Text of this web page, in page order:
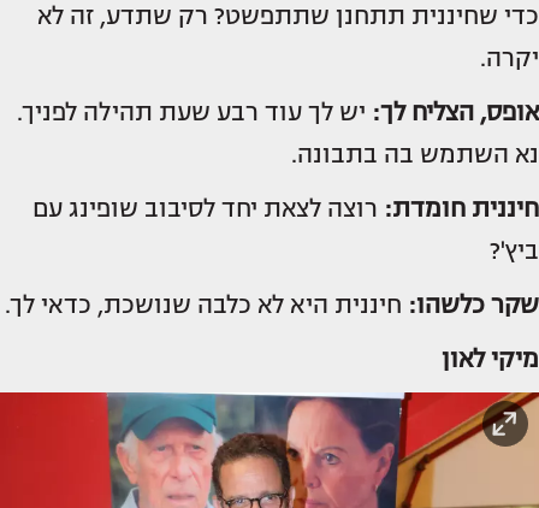
כדי שחיננית תתחנן שתתפשט? רק שתדע, זה לא
יקרה.
אופס, הצליח לך: יש לך עוד רבע שעת תהילה לפניך.
נא השתמש בה בתבונה.
חיננית חומדת: רוצה לצאת יחד לסיבוב שופינג עם
ביץ'?
שקר כלשהו: חיננית היא לא כלבה שנושכת, כדאי לך.
מיקי לאון